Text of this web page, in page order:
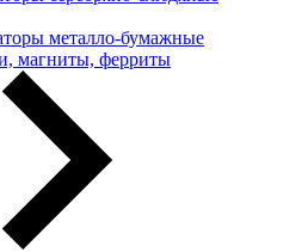
металло-бумажные
магниты, ферриты